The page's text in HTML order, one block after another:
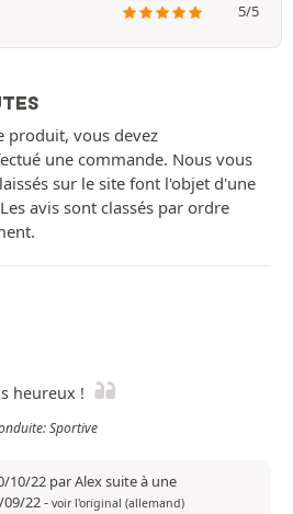
5/5
produit, vous devez
une commande. Nous vous
sur le site font l'objet d'une
avis sont classés par ordre
heureux !
Sportive
10/22 par Alex suite à une
09/22- voir l'original (allemand)